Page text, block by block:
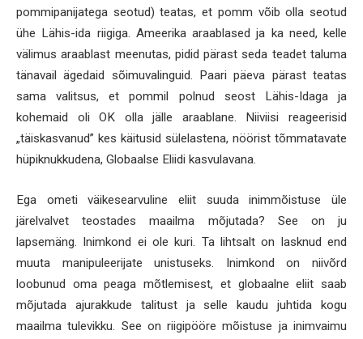
pommipanijatega seotud) teatas, et pomm võib olla seotud
ühe Lähis-ida riigiga. Ameerika araablased ja ka need, kelle
välimus araablast meenutas, pidid pärast seda teadet taluma
tänavail ägedaid sõimuvalinguid. Paari päeva pärast teatas
sama valitsus, et pommil polnud seost Lähis-Idaga ja
kohemaid oli OK olla jälle araablane. Niiviisi reageerisid
„täiskasvanud” kes käitusid sülelastena, nöörist tõmmatavate
hüpiknukkudena, Globaalse Eliidi kasvulavana.
Ega ometi väikesearvuline eliit suuda inimmõistuse üle
järelvalvet teostades maailma mõjutada? See on ju
lapsemäng. Inimkond ei ole kuri. Ta lihtsalt on lasknud end
muuta manipuleerijate unistuseks. Inimkond on niivõrd
loobunud oma peaga mõtlemisest, et globaalne eliit saab
mõjutada ajurakkude talitust ja selle kaudu juhtida kogu
maailma tulevikku. See on riigipööre mõistuse ja inimvaimu